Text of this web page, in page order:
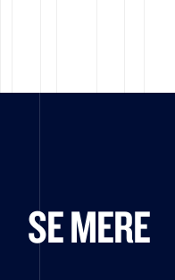
SE MERE